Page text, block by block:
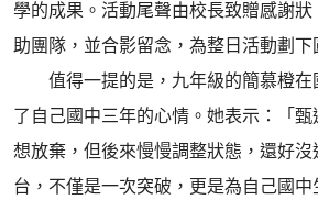
學的成果。活動尾聲由校長致贈感謝
助團隊，並合影留念，為整日活動劃下
值得一提的是，九年級的簡慕橙在
了自己國中三年的心情。她表示：「
想放棄，但後來慢慢調整狀態，還好
台，不僅是一次突破，更是為自己國